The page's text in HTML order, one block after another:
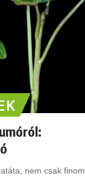
nem csak finom